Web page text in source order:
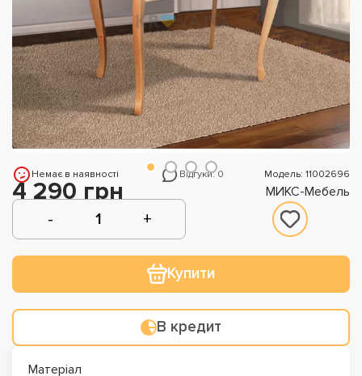
Немає в наявності Відгуки: 0 Модель: 11002696
4 290 грн МИКС-Мебель
Купити
В кредит
Матеріал